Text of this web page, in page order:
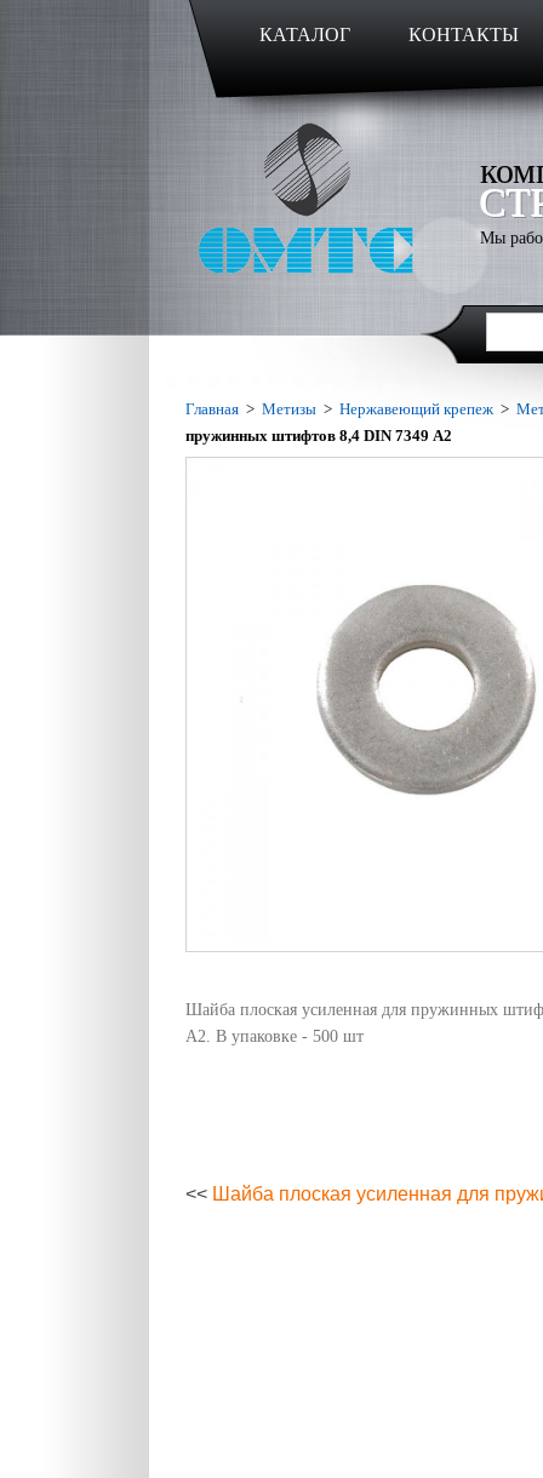
КАТАЛОГ КОНТАКТЫ
Мы
Главная > Метизы > Нержавеющий крепеж >
пружинных штифтов 8,4 DIN 7349 А2
Шайба плоская усиленная для пружинных
А2. В упаковке - 500 шт
<< Шайба плоская усиленная для